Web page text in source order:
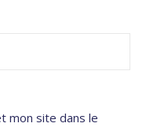
mon site dans le